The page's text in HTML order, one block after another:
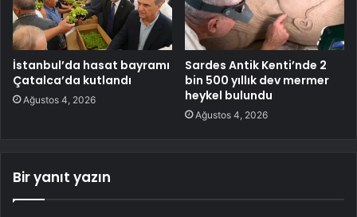
İstanbul’da hasat bayramı
Çatalca’da kutlandı
Ağustos 4, 2026
Sardes Antik Kenti’nde 2
bin 500 yıllık dev mermer
heykel bulundu
Ağustos 4, 2026
Bir yanıt yazın